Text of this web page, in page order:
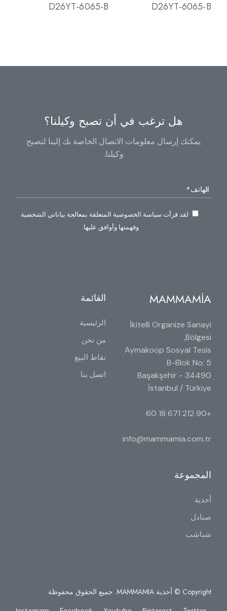
D26YT-6065-B
D26YT-6065-B
هل ترغب في أن تصبح وكيلنا؟
يمكنك إرسال معلومات الاتصال الخاصة بك إلينا لتصبح
وكيلنا.
لقد قرأت سياسة الخصوصية المتعلقة بمعالجة بياناتي الشخصية
وفهمتها وأوافق عليها.
MAMMAMİA
İkitelli Organize Sanayi
Bölgesi,
Aymakoop Sosyal Tesis
B-Blok No: 5
34490 Başakşehir -
İstanbul / Türkiye
+90 212 671 18 60
info@mammamia.com.tr
القائمة
الرئيسية
من نحن
نقاط البيع
اتصل بنا
المجموعة
أحذية
صنادل
شباشب
Copyright © أحذية MAMMAMIA. جميع الحقوق محفوظة.